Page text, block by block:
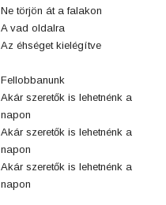
Ne törjön át a falakon
A vad oldalra
Az éhséget kielégítve
Fellobbanunk
Akár szeretők is lehetnénk a
napon
Akár szeretők is lehetnénk a
napon
Akár szeretők is lehetnénk a
napon